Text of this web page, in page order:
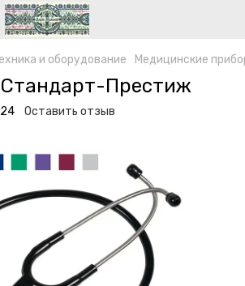
и оборудование Медицинские
Стандарт-Престиж
Оставить отзыв